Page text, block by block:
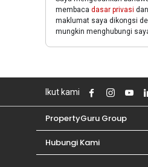
membaca dasar privasi
maklumat saya dikongsi
mungkin menghubungi
Ikut kami
PropertyGuru Group
Hubungi Kami